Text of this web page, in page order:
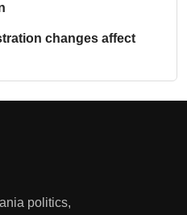
changes affect
politics,